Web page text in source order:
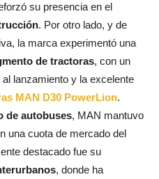
su presencia en el
. Por otro lado, y de
la marca experimentó una
de tractoras, con un
al lanzamiento y la excelente
MAN D30 PowerLion.
de autobuses, MAN mantuvo
una cuota de mercado del
destacado fue su
, donde ha